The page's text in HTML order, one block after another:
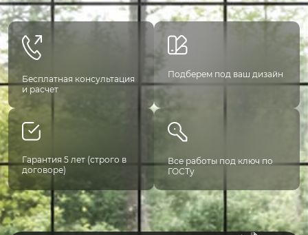
Бесплатная консультация
и расчет
Подберем под ваш дизайн
Гарантия 5 лет (строго в
договоре)
Все работы под ключ по
ГОСТу